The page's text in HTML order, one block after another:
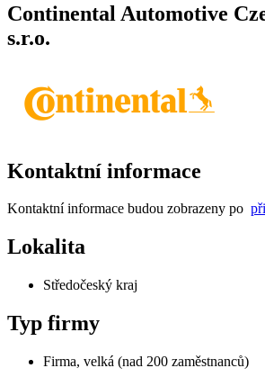
Continental Automotive
s.r.o.
Kontaktní informace
Kontaktní informace budou zobrazeny po
Lokalita
Středočeský kraj
Typ firmy
Firma, velká (nad 200 zaměstnanců)